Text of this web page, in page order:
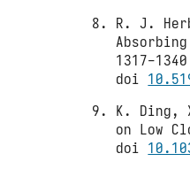
R. J.
1317-
doi
K. Ding,
on Low
doi